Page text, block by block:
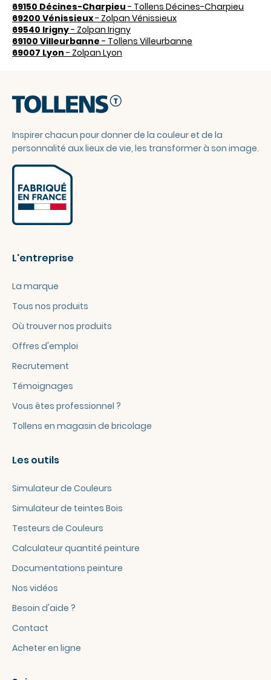
69150 Décines-Charpieu - Tollens Décines-Charpieu
69200 Vénissieux- Zolpan Vénissieux
69540 Irigny- Zolpan Irigny
69100 Villeurbanne - Tollens Villeurbanne
69007 Lyon - Zolpan Lyon
Inspirer chacun pour donner de la couleur et de la
personnalité aux lieux de vie, les transformer à son image.
L'entreprise
La marque
Tous nos produits
Où trouver nos produits
Offres d'emploi
Recrutement
Témoignages
Vous êtes professionnel ?
Tollens en magasin de bricolage
Les outils
Simulateur de Couleurs
Simulateur de teintes Bois
Testeurs de Couleurs
Calculateur quantité peinture
Documentations peinture
Nos vidéos
Besoin d'aide ?
Contact
Acheter en ligne